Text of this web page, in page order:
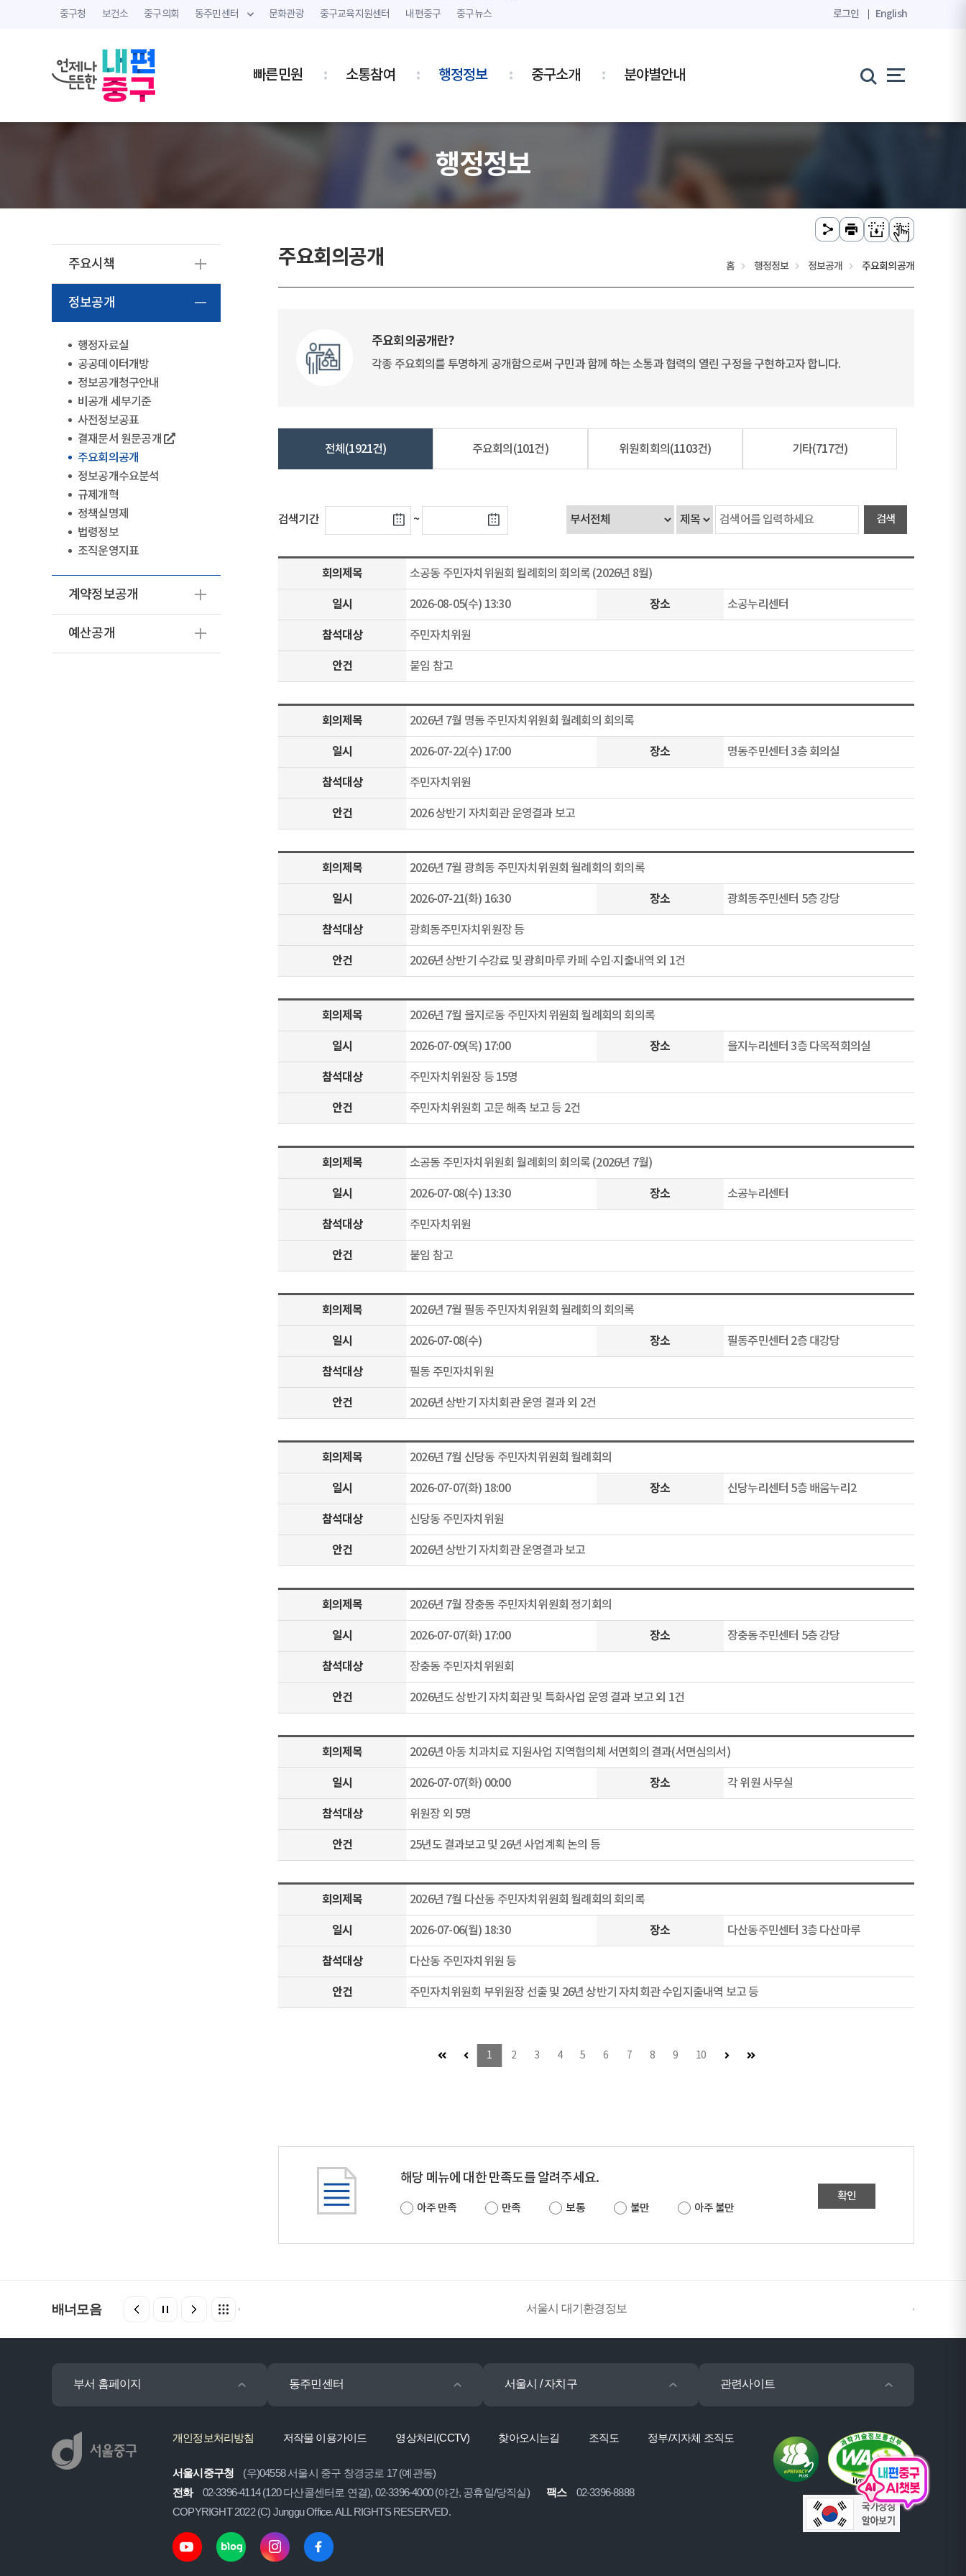
중구청 보건소 중구의회 동주민센터 문화관광 중구교육지원센터 내편중구 중구뉴스 로그인 English
빠른민원 소통참여 행정정보 중구소개 분야별안내
행정정보
주요시책
정보공개
행정자료실
공공데이터개방
정보공개청구안내
비공개 세부기준
사전정보공표
결재문서 원문공개
주요회의공개
정보공개수요분석
규제개혁
정책실명제
법령정보
조직운영지표
계약정보공개
예산공개
주요회의공개 홈 행정정보 정보공개 주요회의공개
주요회의공개란?
각종 주요회의를 투명하게 공개함으로써 구민과 함께 하는 소통과 협력의 열린 구정을 구현하고자 합니다.
전체 (1921건) 주요회의 (101건) 위원회회의 (1103건) 기타(717건)
검색기간 ~
회의제목 소공동 주민자치위원회 월례회의 회의록 (2026년 8월)
일시 2026-08-05(수) 13:30 장소 소공누리센터
참석대상 주민자치위원
안건 붙임 참고
회의제목 2026년 7월 명동 주민자치위원회 월례회의 회의록
일시 2026-07-22(수) 17:00 장소 명동주민센터 3층 회의실
참석대상 주민자치위원
안건 2026 상반기 자치회관 운영결과 보고
회의제목 2026년 7월 광희동 주민자치위원회 월례회의 회의록
일시 2026-07-21(화) 16:30 장소 광희동주민센터 5층 강당
참석대상 광희동주민자치위원장 등
안건 2026년 상반기 수강료 및 광희마루 카페 수입·지출내역 외 1건
회의제목 2026년 7월 을지로동 주민자치위원회 월례회의 회의록
일시 2026-07-09(목) 17:00 장소 을지누리센터 3층 다목적회의실
참석대상 주민자치위원장 등 15명
안건 주민자치위원회 고문 해촉 보고 등 2건
회의제목 소공동 주민자치위원회 월례회의 회의록 (2026년 7월)
일시 2026-07-08(수) 13:30 장소 소공누리센터
참석대상 주민자치위원
안건 붙임 참고
회의제목 2026년 7월 필동 주민자치위원회 월례회의 회의록
일시 2026-07-08(수) 장소 필동주민센터 2층 대강당
참석대상 필동 주민자치위원
안건 2026년 상반기 자치회관 운영 결과 외 2건
회의제목 2026년 7월 신당동 주민자치위원회 월례회의
일시 2026-07-07(화) 18:00 장소 신당누리센터 5층 배움누리2
참석대상 신당동 주민자치위원
안건 2026년 상반기 자치회관 운영결과 보고
회의제목 2026년 7월 장충동 주민자치위원회 정기회의
일시 2026-07-07(화) 17:00 장소 장충동주민센터 5층 강당
참석대상 장충동 주민자치위원회
안건 2026년도 상반기 자치회관 및 특화사업 운영 결과 보고 외 1건
회의제목 2026년 아동 치과치료 지원사업 지역협의체 서면회의 결과(서면심의서)
일시 2026-07-07(화) 00:00 장소 각 위원 사무실
참석대상 위원장 외 5명
안건 25년도 결과보고 및 26년 사업계획 논의 등
회의제목 2026년 7월 다산동 주민자치위원회 월례회의 회의록
일시 2026-07-06(월) 18:30 장소 다산동주민센터 3층 다산마루
참석대상 다산동 주민자치위원 등
안건 주민자치위원회 부위원장 선출 및 26년 상반기 자치회관 수입지출내역 보고 등
첫 페이지 (이동불가)
이전 페이지 (이동불가)
1 2 3 4 5 6 7 8 9 10 다음 페이지마지막 페이지
해당 메뉴에 대한 만족도를 알려주세요.
아주 만족 만족 보통 불만 아주 불만
확인
배너모음 서울시 대기환경정보
부서 홈페이지 동주민센터 서울시 / 자치구 관련사이트
개인정보처리방침 저작물 이용가이드 영상처리(CCTV) 찾아오시는길 조직도 정부/지자체 조직도
서울시중구청
(우)04558 서울시 중구 창경궁로 17 (예관동)
전화
02-3396-4114 (120 다산콜센터로 연결), 02-3396-4000 (야간, 공휴일/당직실) 팩스
02-3396-8888
COPYRIGHT 2022 (C) Junggu Office. ALL RIGHTS RESERVED.